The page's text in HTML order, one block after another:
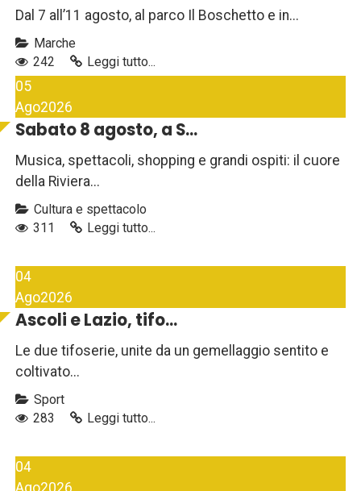
Dal 7 all’11 agosto, al parco Il Boschetto e in...
Marche
242
Leggi tutto...
05
Ago2026
Sabato 8 agosto, a S...
Musica, spettacoli, shopping e grandi ospiti: il cuore
della Riviera...
Cultura e spettacolo
311
Leggi tutto...
04
Ago2026
Ascoli e Lazio, tifo...
Le due tifoserie, unite da un gemellaggio sentito e
coltivato...
Sport
283
Leggi tutto...
04
Ago2026